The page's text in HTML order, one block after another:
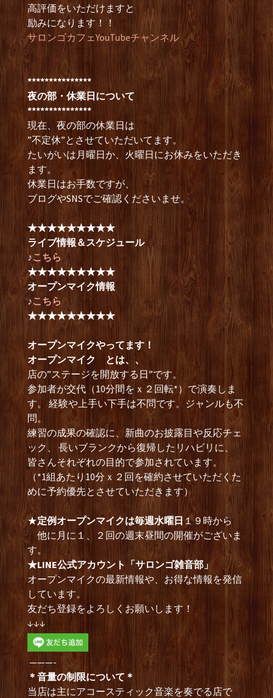
高評価をいただけますと
励みになります！！
サロンゴカフェYouTubeチャンネル
***************
夜の部・休業日について
***************
現在、夜の部の休業日は
”不定休”とさせていただいてます。
たいがいは月曜日か、火曜日にお休みをいただき
ます。
休業日はお手数ですが、
ブログやSNSでご確認くださいませ。
★★★★★★★★★
ライブ情報＆スケジュール
♪こちら
★★★★★★★★★
オープンマイク情報
♪こちら
★★★★★★★★★
オープンマイクやってます！
オープンマイク とは、、
店の”ステージを開放する日”です。
参加者が交代（10分間をｘ２回転*）で演奏しま
す。 経験や上手い下手は不問です。ジャンルも不
問。
練習の成果の確認に、新曲のお披露目や反応チェ
ック、 長いブランクから復帰したリハビリに、
皆さんそれぞれの目的で参加されています。
（*1組あたり10分ｘ２回を確約させていただくた
めに予約優先とさせていただきます）
★定例オープンマイクは毎週水曜日１９時から
他に月に１、２回の週末昼間の開催がございま
す。
★LINE公式アカウント「サロンゴ雑音部」
オープンマイクの最新情報や、お得な情報を発信
しています。
友だち登録をよろしくお願いします！
↓↓↓
———-
＊音量の制限について＊
当店は主にアコースティック音楽を奏でる店で